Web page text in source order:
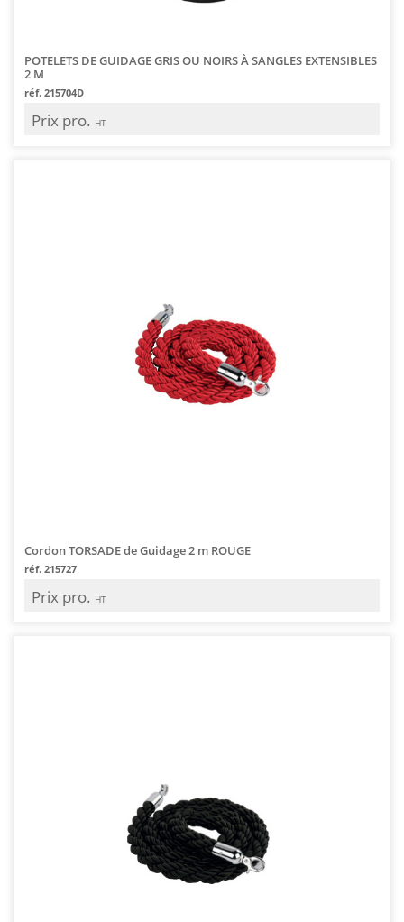
POTELETS DE GUIDAGE GRIS OU NOIRS À SANGLES EXTENSIBLES
2 M
réf. 215704D
Prix pro. HT
Cordon TORSADE de Guidage 2 m ROUGE
réf. 215727
Prix pro. HT